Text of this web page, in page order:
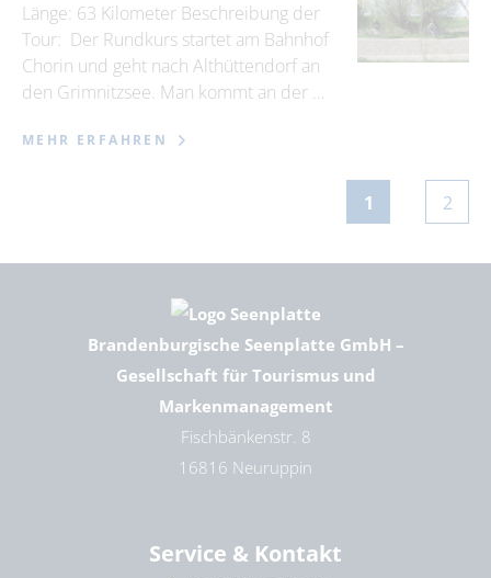
Länge: 63 Kilometer Beschreibung der
Tour: Der Rundkurs startet am Bahnhof
Chorin und geht nach Althüttendorf an
den Grimnitzsee. Man kommt an der …
MEHR ERFAHREN
1 2
Brandenburgische Seenplatte GmbH –
Gesellschaft für Tourismus und
Markenmanagement
Fischbänkenstr. 8
16816 Neuruppin
Service & Kontakt